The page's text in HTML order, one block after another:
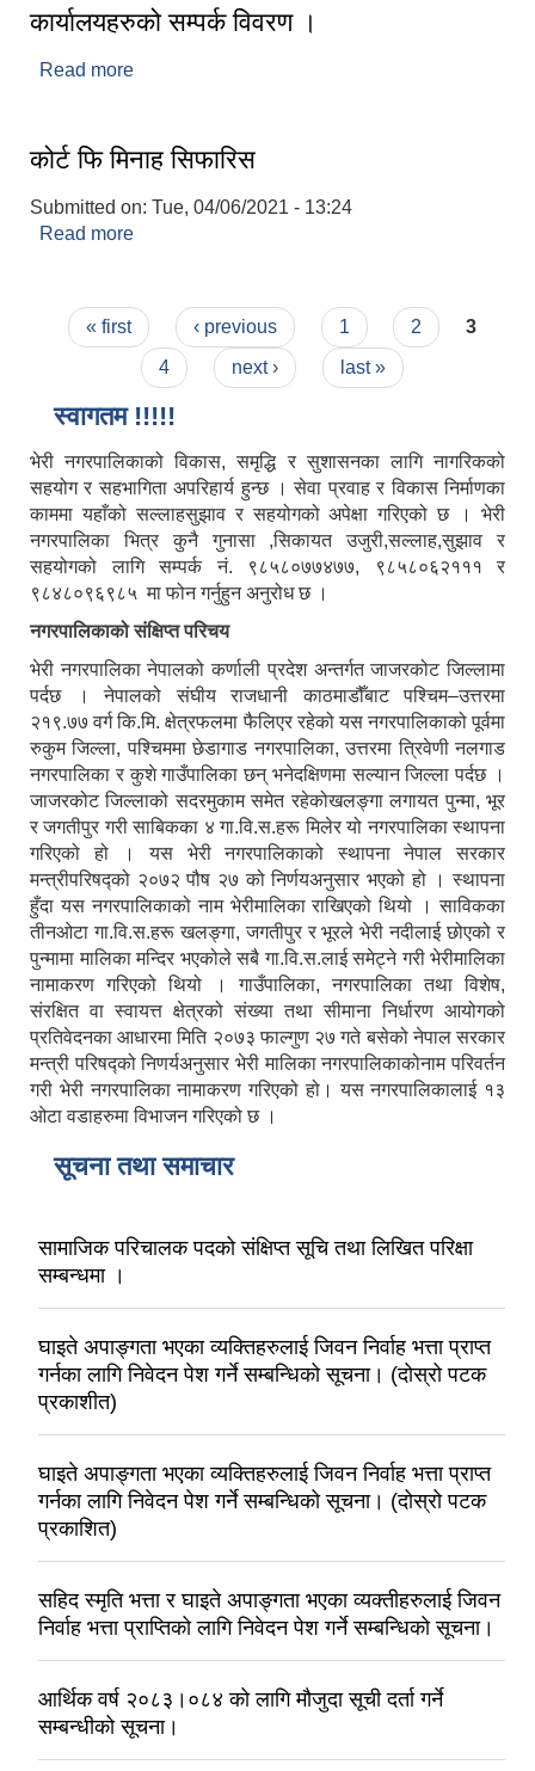
कार्यालयहरुको सम्पर्क विवरण ।
Read more
कोर्ट फि मिनाह सिफारिस
Submitted on: Tue, 04/06/2021 - 13:24
Read more
Pages
« first ‹ previous 1 2
3
4
next › last »
स्वागतम !!!!!
भेरी नगरपालिकाको विकास, समृद्धि र सुशासनका लागि नागरिकको
सहयोग र सहभागिता अपरिहार्य हुन्छ । सेवा प्रवाह र विकास निर्माणका
काममा यहाँको सल्लाहसुझाव र सहयोगको अपेक्षा गरिएको छ । भेरी
नगरपालिका भित्र कुनै गुनासा ,सिकायत उजुरी,सल्लाह,सुझाव र
सहयोगको लागि सम्पर्क नं. ९८५८०७७४७७, ९८५८०६२१११ र
९८४८०९६९८५ मा फोन गर्नुहुन अनुरोध छ ।
नगरपालिकाको संक्षिप्त परिचय
भेरी नगरपालिका नेपालको कर्णाली प्रदेश अन्तर्गत जाजरकोट जिल्लामा
पर्दछ । नेपालको संघीय राजधानी काठमाडौँबाट पश्चिम–उत्तरमा
२१९.७७ वर्ग कि.मि. क्षेत्रफलमा फैलिएर रहेको यस नगरपालिकाको पूर्वमा
रुकुम जिल्ला, पश्चिममा छेडागाड नगरपालिका, उत्तरमा त्रिवेणी नलगाड
नगरपालिका र कुशे गाउँपालिका छन् भनेदक्षिणमा सल्यान जिल्ला पर्दछ ।
जाजरकोट जिल्लाको सदरमुकाम समेत रहेकोखलङ्गा लगायत पुन्मा, भूर
र जगतीपुर गरी साबिकका ४ गा.वि.स.हरू मिलेर यो नगरपालिका स्थापना
गरिएको हो । यस भेरी नगरपालिकाको स्थापना नेपाल सरकार
मन्त्रीपरिषद्को २०७२ पौष २७ को निर्णयअनुसार भएको हो । स्थापना
हुँदा यस नगरपालिकाको नाम भेरीमालिका राखिएको थियो । साविकका
तीनओटा गा.वि.स.हरू खलङ्गा, जगतीपुर र भूरले भेरी नदीलाई छोएको र
पुन्मामा मालिका मन्दिर भएकोले सबै गा.वि.स.लाई समेट्ने गरी भेरीमालिका
नामाकरण गरिएको थियो । गाउँपालिका, नगरपालिका तथा विशेष,
संरक्षित वा स्वायत्त क्षेत्रको संख्या तथा सीमाना निर्धारण आयोगको
प्रतिवेदनका आधारमा मिति २०७३ फाल्गुण २७ गते बसेको नेपाल सरकार
मन्त्री परिषद्को निणर्यअनुसार भेरी मालिका नगरपालिकाकोनाम परिवर्तन
गरी भेरी नगरपालिका नामाकरण गरिएको हो। यस नगरपालिकालाई १३
ओटा वडाहरुमा विभाजन गरिएको छ ।
सूचना तथा समाचार
सामाजिक परिचालक पदको संक्षिप्त सूचि तथा लिखित परिक्षा
सम्बन्धमा ।
घाइते अपाङ्गता भएका व्यक्तिहरुलाई जिवन निर्वाह भत्ता प्राप्त
गर्नका लागि निवेदन पेश गर्ने सम्बन्धिको सूचना। (दोस्रो पटक
प्रकाशीत)
घाइते अपाङ्गता भएका व्यक्तिहरुलाई जिवन निर्वाह भत्ता प्राप्त
गर्नका लागि निवेदन पेश गर्ने सम्बन्धिको सूचना। (दोस्रो पटक
प्रकाशित)
सहिद स्मृति भत्ता र घाइते अपाङ्गता भएका व्यक्तीहरुलाई जिवन
निर्वाह भत्ता प्राप्तिको लागि निवेदन पेश गर्ने सम्बन्धिको सूचना।
आर्थिक वर्ष २०८३।०८४ को लागि मौजुदा सूची दर्ता गर्ने
सम्बन्धीको सूचना।